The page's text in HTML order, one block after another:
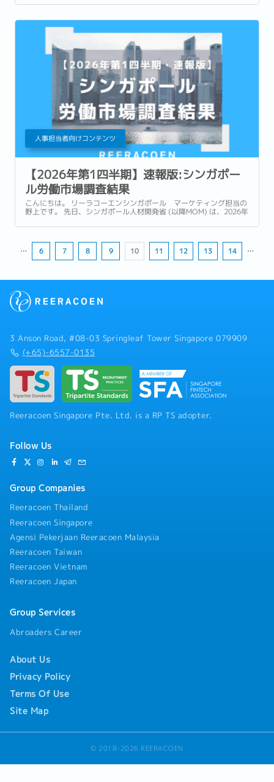
アを築いています。...
人事担当者向けコンテンツ
【2026年第1四半期】速報版:シンガポー
ル労働市場調査結果
こんにちは。 リーラコーエンシンガポール マーケティング担当の
野上です。 先日、シンガポール人材開発省 (以降MOM) は、2026年
第1四半期の労働市場速報レポートをリリースしました。...
… 6 7 8 9 10 11 12 13 14 …
3 Anson Road, #08-03 Springleaf Tower Singapore 079909
(+65)-6557-0135
Reeracoen Singapore Pte. Ltd. is a RP TS adopter.
Follow Us
Group Companies
Reeracoen Thailand
Reeracoen Singapore
Agensi Pekerjaan Reeracoen Malaysia
Reeracoen Taiwan
Reeracoen Vietnam
Reeracoen Japan
Group Services
Abroaders Career
About Us
Privacy Policy
Terms Of Use
Site Map
© 2018-2026 REERACOEN